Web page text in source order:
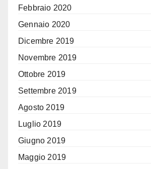
Febbraio 2020
Gennaio 2020
Dicembre 2019
Novembre 2019
Ottobre 2019
Settembre 2019
Agosto 2019
Luglio 2019
Giugno 2019
Maggio 2019